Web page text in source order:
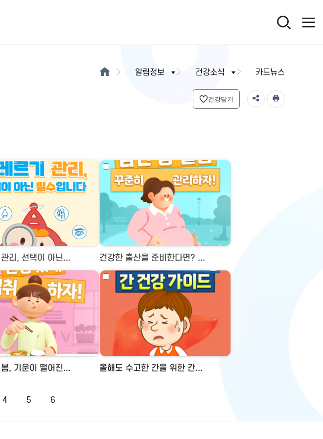
알림정보 건강소식 카드뉴스
건강담기
리, 선택이 아닌... 건강한 출산을 준비한다면? ...
, 기운이 떨어진... 올해도 수고한 간을 위한 간...
4 5 6